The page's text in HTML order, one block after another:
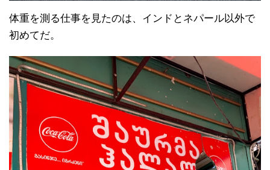
体重を測る仕事を見たのは、インドとネパール以外で
初めてだ。